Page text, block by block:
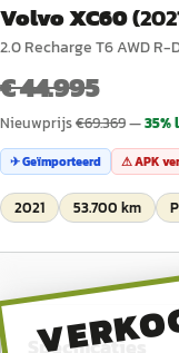
Volvo XC60(
2.0 Recharge T6 AWD R-
€ 44.995
Nieuwprijs€69.369—35%
✈ Geïmporteerd ⚠ APK
2021 53.700 km
Specificaties